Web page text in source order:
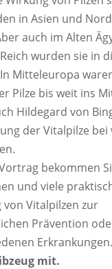
in Asien und
auch im Alten
wurden sie in
Mitteleuropa
Pilze bis weit ins
Hildegard von
der Vitalpilze
bekommen
und viele
Vitalpilzen zur
Prävention
Erkrankungen.
mit.